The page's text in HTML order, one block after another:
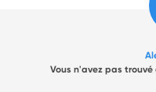
Vous n'avez pas